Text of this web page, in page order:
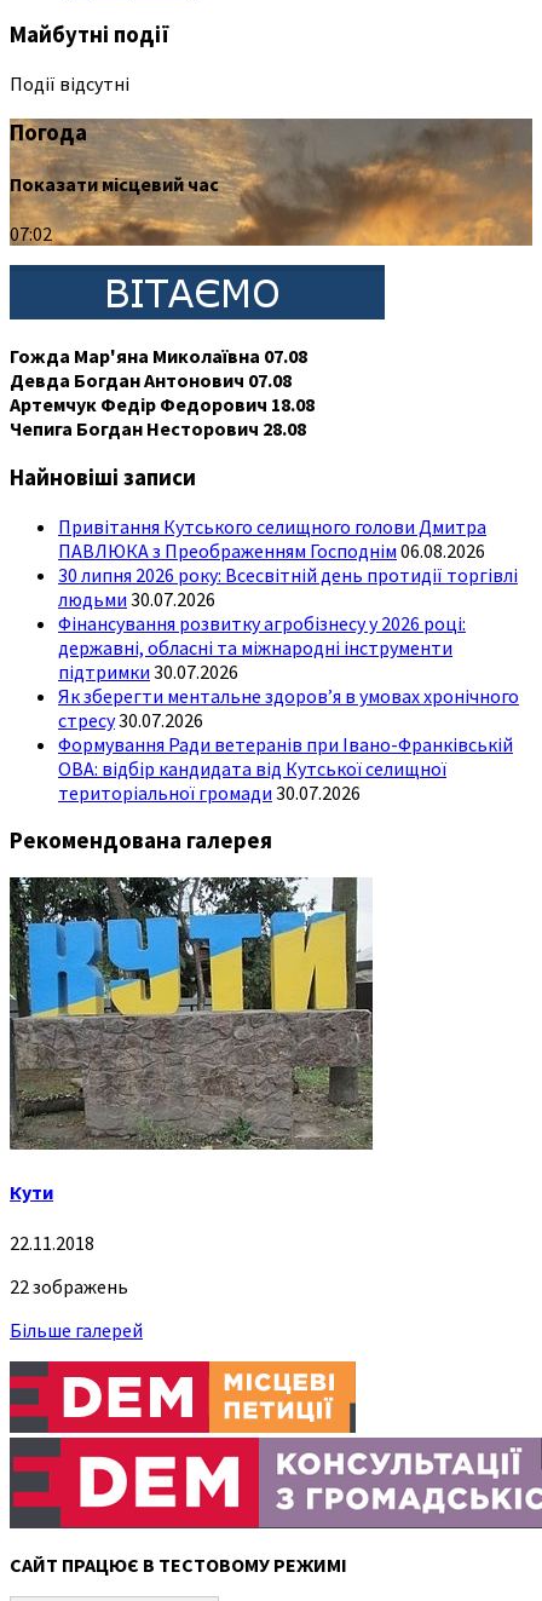
Майбутні події
Події відсутні
Погода
Показати місцевий час
07:02
Гожда Мар'яна Миколаївна 07.08
Девда Богдан Антонович 07.08
Артемчук Федір Федорович 18.08
Чепига Богдан Несторович 28.08
Найновіші записи
Привітання Кутського селищного голови Дмитра
ПАВЛЮКА з Преображенням Господнім 06.08.2026
30 липня 2026 року: Всесвітній день протидії торгівлі
людьми 30.07.2026
Фінансування розвитку агробізнесу у 2026 році:
державні, обласні та міжнародні інструменти
підтримки 30.07.2026
Як зберегти ментальне здоров’я в умовах хронічного
стресу30.07.2026
Формування Ради ветеранів при Івано-Франківській
ОВА: відбір кандидата від Кутської селищної
територіальної громади 30.07.2026
Рекомендована галерея
Кути
22.11.2018
22 зображень
Більше галерей
САЙТ ПРАЦЮЄ В ТЕСТОВОМУ РЕЖИМІ